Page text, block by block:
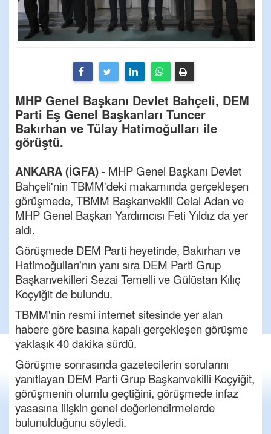
MHP Genel Başkanı Devlet Bahçeli, DEM
Parti Eş Genel Başkanları Tuncer
Bakırhan ve Tülay Hatimoğulları ile
görüştü.
ANKARA (İGFA)- MHP Genel Başkanı Devlet
Bahçeli'nin TBMM'deki makamında gerçekleşen
görüşmede, TBMM Başkanvekili Celal Adan ve
MHP Genel Başkan Yardımcısı Feti Yıldız da yer
aldı.
Görüşmede DEM Parti heyetinde, Bakırhan ve
Hatimoğulları'nın yanı sıra DEM Parti Grup
Başkanvekilleri Sezai Temelli ve Gülüstan Kılıç
Koçyiğit de bulundu.
TBMM'nin resmi internet sitesinde yer alan
habere göre basına kapalı gerçekleşen görüşme
yaklaşık 40 dakika sürdü.
Görüşme sonrasında gazetecilerin sorularını
yanıtlayan DEM Parti Grup Başkanvekilli Koçyiğit,
görüşmenin olumlu geçtiğini, görüşmede infaz
yasasına ilişkin genel değerlendirmelerde
bulunulduğunu söyledi.